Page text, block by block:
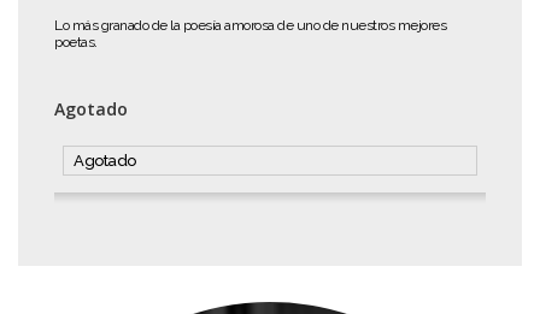
Lo más granado de la poesía amorosa de uno de nuestros mejores
poetas.
Agotado
Agotado